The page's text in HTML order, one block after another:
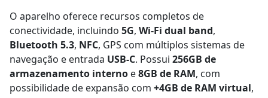
O aparelho oferece recursos completos de
conectividade, incluindo 5G, Wi-Fi dual band,
Bluetooth 5.3, NFC, GPS com múltiplos sistemas de
navegação e entrada USB-C. Possui 256GB de
armazenamento interno e8GB de RAM, com
possibilidade de expansão com +4GB de RAM virtual,